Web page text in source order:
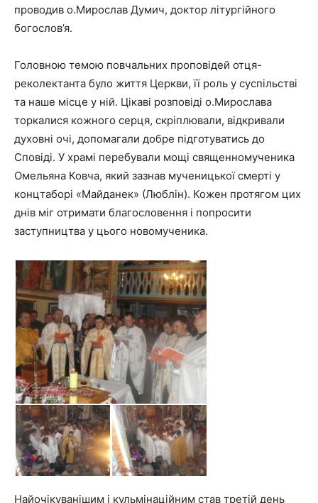
проводив о.Мирослав Думич, доктор літургійного
богослов’я.
Головною темою повчальних проповідей отця-
реколектанта було життя Церкви, її роль у суспільстві
та наше місце у ній. Цікаві розповіді о.Мирослава
торкалися кожного серця, скріплювали, відкривали
духовні очі, допомагали добре підготуватись до
Сповіді. У храмі перебували мощі священномученика
Омельяна Ковча, який зазнав мученицької смерті у
концтаборі «Майданек» (Люблін). Кожен протягом цих
днів міг отримати благословення і попросити
заступництва у цього новомученика.
Найочікуванішим і кульмінаційним став третій день